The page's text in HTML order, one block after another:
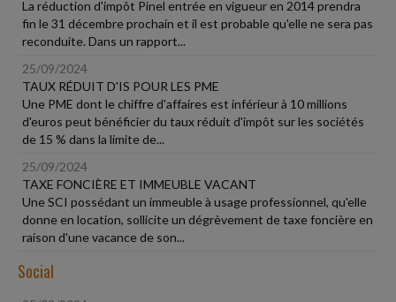
La réduction d'impôt Pinel entrée en vigueur en 2014 prendra
fin le 31 décembre prochain et il est probable qu'elle ne sera pas
reconduite. Dans un rapport...
25/09/2024
TAUX RÉDUIT D'IS POUR LES PME
Une PME dont le chiffre d'affaires est inférieur à 10 millions
d'euros peut bénéficier du taux réduit d'impôt sur les sociétés
de 15 % dans la limite de...
25/09/2024
TAXE FONCIÈRE ET IMMEUBLE VACANT
Une SCI possédant un immeuble à usage professionnel, qu'elle
donne en location, sollicite un dégrèvement de taxe foncière en
raison d'une vacance de son...
Social